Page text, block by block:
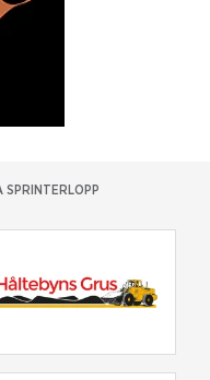
SPRINTERLOPP